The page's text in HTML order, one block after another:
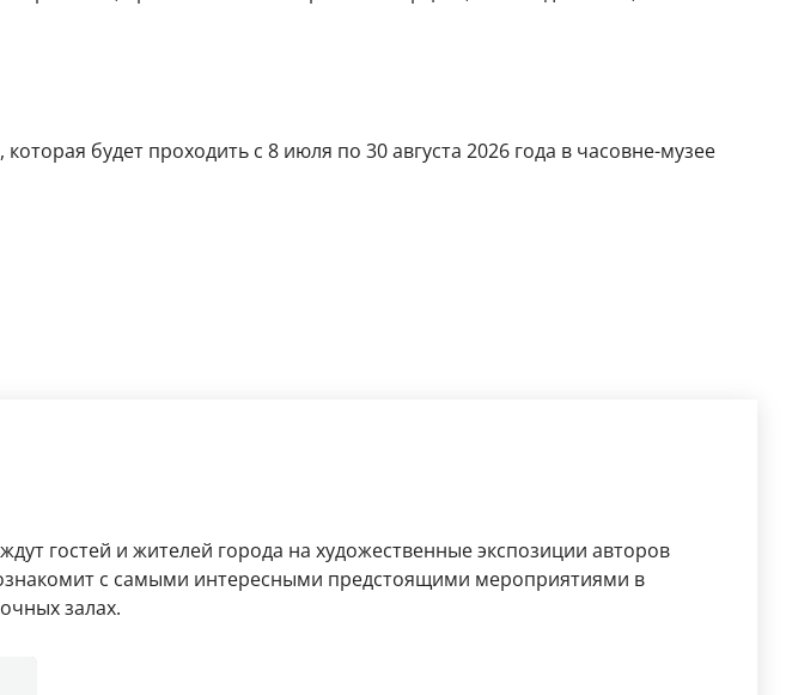
будет проходить с 8 июля по 30 августа 2026 года в часовне-музее
гостей и жителей города на художественные экспозиции авторов
с самыми интересными предстоящими мероприятиями в
залах.